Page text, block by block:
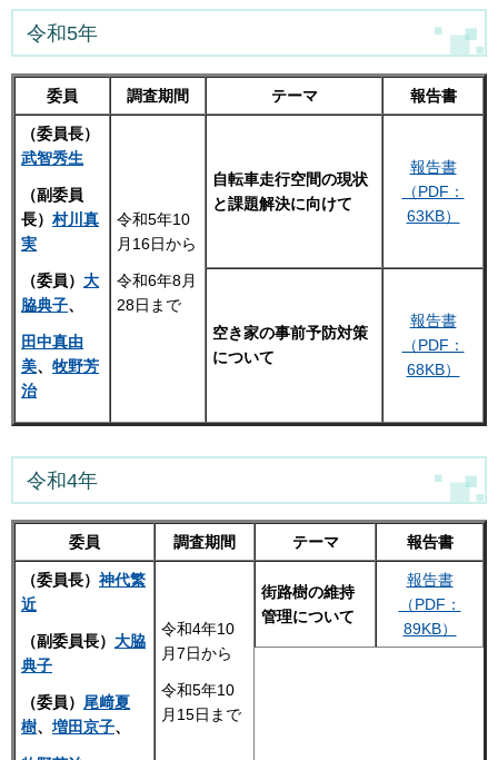
令和5年
委員 調査期間 テーマ 報告書
（委員長）
武智秀生
（副委員
長） 村川真
実
（委員） 大
脇典子、
田中真由
美、 牧野芳
治
令和5年10
月16日から
令和6年8月
28日まで
自転車走行空間の現状
と課題解決に向けて
報告書
（PDF：
63KB）
空き家の事前予防対策
について
報告書
（PDF：
68KB）
令和4年
委員 調査期間 テーマ 報告書
（委員長） 神代繁
近
（副委員長） 大脇
典子
（委員） 尾﨑夏
樹、 増田京子、
令和4年10
月7日から
令和5年10
月15日まで
街路樹の維持
管理について
報告書
（PDF：
89KB）